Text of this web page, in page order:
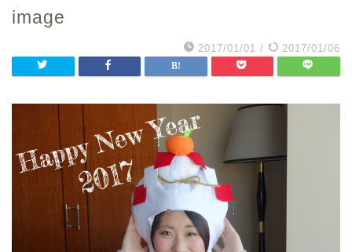
image
2017/01/01 / 2017/01/06